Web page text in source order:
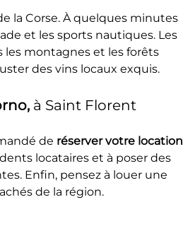
la Corse. À quelques minutes
et les sports nautiques. Les
les montagnes et les forêts
des vins locaux exquis.
à Saint Florent
de réserver votre location
locataires et à poser des
Enfin, pensez à louer une
de la région.